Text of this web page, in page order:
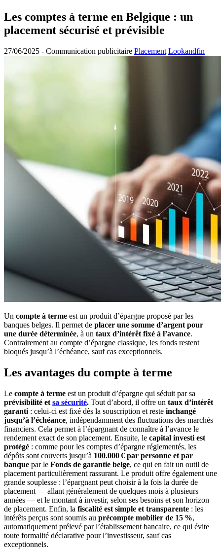
Les comptes à terme en Belgique : un
placement sécurisé et prévisible
27/06/2025 - Communication publicitaire Placement Lookandfin
Un compte à terme est un produit d’épargne proposé par les
banques belges. Il permet de placer une somme d’argent pour
une durée déterminée, à un taux d’intérêt fixé à l’avance.
Contrairement au compte d’épargne classique, les fonds restent
bloqués jusqu’à l’échéance, sauf cas exceptionnels.
Les avantages du compte à terme
Le compte à terme est un produit d’épargne qui séduit par sa
prévisibilité et sa sécurité. Tout d’abord, il offre un taux d’intérêt
garanti : celui-ci est fixé dès la souscription et reste inchangé
jusqu’à l’échéance, indépendamment des fluctuations des marchés
financiers. Cela permet à l’épargnant de connaître à l’avance le
rendement exact de son placement. Ensuite, le capital investi est
protégé : comme pour les comptes d’épargne réglementés, les
dépôts sont couverts jusqu’à 100.000 € par personne et par
banque par le Fonds de garantie belge, ce qui en fait un outil de
placement particulièrement rassurant. Le produit offre également une
grande souplesse : l’épargnant peut choisir à la fois la durée de
placement — allant généralement de quelques mois à plusieurs
années — et le montant à investir, selon ses besoins et son horizon
de placement. Enfin, la fiscalité est simple et transparente : les
intérêts perçus sont soumis au précompte mobilier de 15 %,
automatiquement prélevé par l’établissement bancaire, ce qui évite
toute formalité déclarative pour l’investisseur, sauf cas
exceptionnels.